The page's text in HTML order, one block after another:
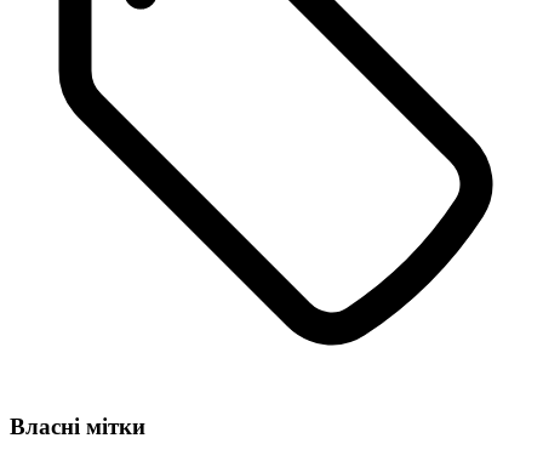
Власні мітки